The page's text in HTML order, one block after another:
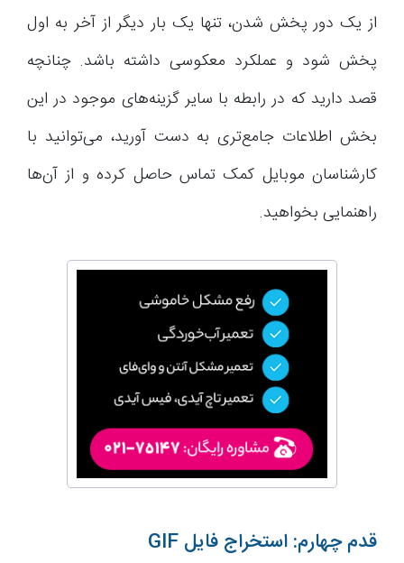
از یک دور پخش شدن، تنها یک بار دیگر از آخر به اول
پخش شود و عملکرد معکوسی داشته باشد. چنانچه
قصد دارید که در رابطه با سایر گزینه‌های موجود در این
بخش اطلاعات جامع‌تری به دست آورید، می‌توانید با
کارشناسان موبایل کمک تماس حاصل کرده و از آن‌ها
راهنمایی بخواهید.
قدم چهارم: استخراج فایل GIF